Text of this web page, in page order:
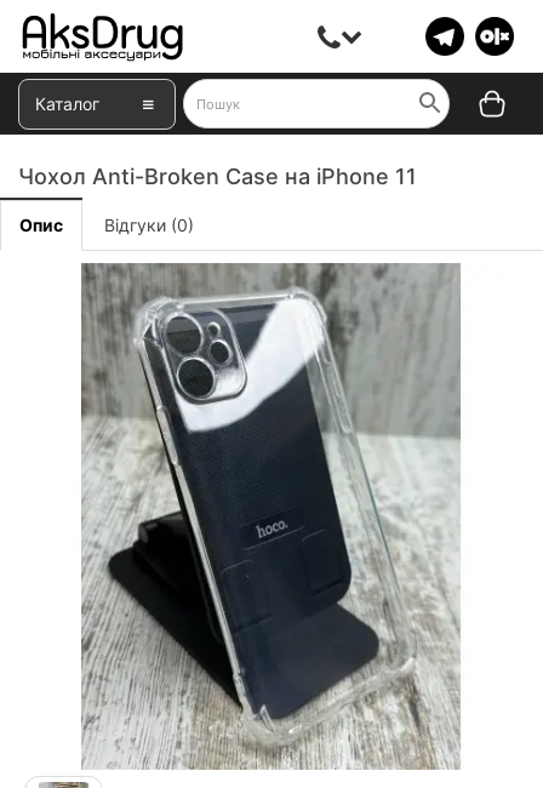
Каталог
Чохол Anti-Broken Case на iPhone 11
Опис Відгуки (0)